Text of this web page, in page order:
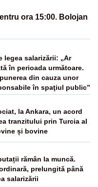
ora 15:00. Bolojan
legea salarizării: „Ar
în perioada următoare.
din cauza unor
în spaţiul public”
la Ankara, un acord
tranzitului prin Turcia al
și bovine
rămân la muncă.
prelungită până
salarizării